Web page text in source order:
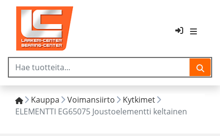
Kauppa Voimansiirto
Kytkimet
ELEMENTTI EG65075 Joustoelementti keltainen